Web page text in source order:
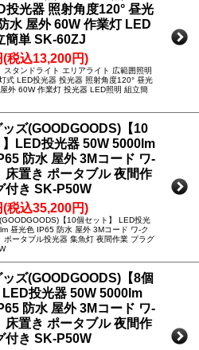
投光器 照射角度120° 昼光
水 屋外 60W 作業灯 LED
簡単 SK-60ZJ
(税込13,200円)
スタンドライト エリアライト 広範囲照明
式 LED投光器 投光器 照射角度120° 昼光
外 60W 作業灯 投光器 LED照明 組立簡
ズ(GOODGOODS)【10
LED投光器 50W 5000lm
防水 屋外 3Mコード ワ-
床置き ポータブル 夜間作
付き SK-P50W
税込35,200円)
【10個セット】 LED投光
昼光色 IP65 防水 屋外 3Mコード ワ-ク
ポータブル投光器 集魚灯 夜間作業 プラグ
ズ(GOODGOODS)【8個
LED投光器 50W 5000lm
防水 屋外 3Mコード ワ-
床置き ポータブル 夜間作
付き SK-P50W